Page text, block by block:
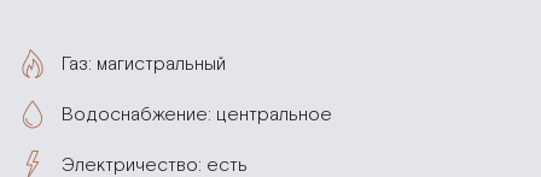
Газ: магистральный
Водоснабжение: центральное
Электричество: есть